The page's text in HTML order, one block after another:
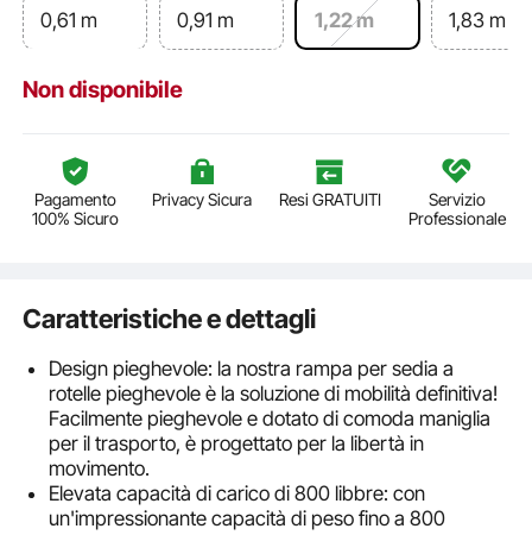
0,61 m 0,91 m 1,22 m 1,83 m
Non disponibile
Pagamento
100% Sicuro
Privacy Sicura Resi GRATUITI
Servizio
Professionale
Caratteristiche e dettagli
Design pieghevole: la nostra rampa per sedia a
rotelle pieghevole è la soluzione di mobilità definitiva!
Facilmente pieghevole e dotato di comoda maniglia
per il trasporto, è progettato per la libertà in
movimento.
Elevata capacità di carico di 800 libbre: con
un'impressionante capacità di peso fino a 800